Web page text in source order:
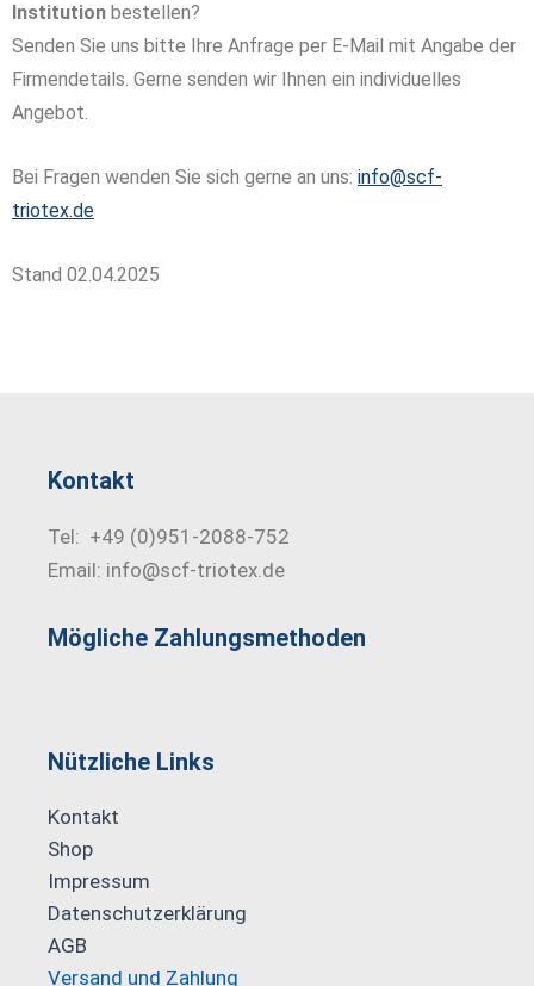
Institution bestellen?
Senden Sie uns bitte Ihre Anfrage per E-Mail mit Angabe der
Firmendetails. Gerne senden wir Ihnen ein individuelles
Angebot.
Bei Fragen wenden Sie sich gerne an uns: info@scf-
triotex.de
Stand 02.04.2025
Kontakt
Tel: +49 (0)951-2088-752
Email: info@scf-triotex.de
Mögliche Zahlungs­methoden
Nützliche Links
Kontakt
Shop
Impressum
Datenschutzerklärung
AGB
Versand und Zahlung